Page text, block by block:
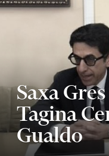
Saxa
Tagina
Gualdo